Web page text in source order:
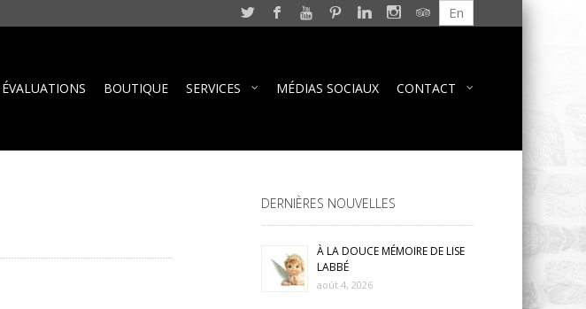
En
ÉVALUATIONS BOUTIQUE SERVICES MÉDIAS SOCIAUX CONTACT
DERNIÈRES NOUVELLES
À LA DOUCE MÉMOIRE DE LISE
LABBÉ
août 4, 2026